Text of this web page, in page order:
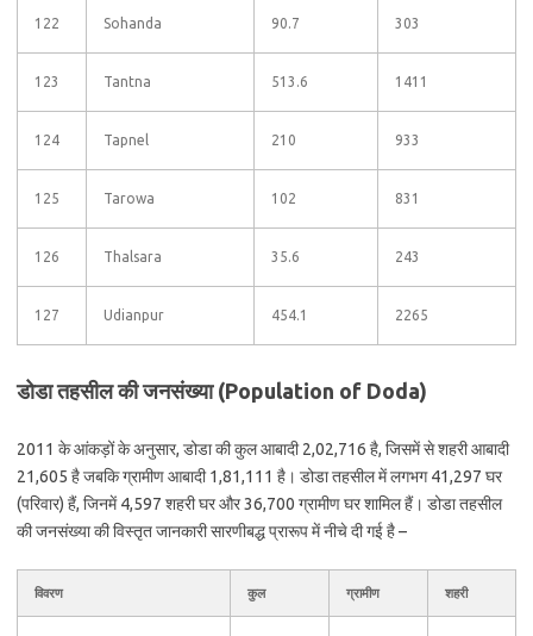
122 Sohanda 90.7 303
123 Tantna 513.6 1411
124 Tapnel 210 933
125 Tarowa 102 831
126 Thalsara 35.6 243
127 Udianpur 454.1 2265
डोडा तहसील की जनसंख्या (Population of Doda)
2011 के आंकड़ों के अनुसार, डोडा की कुल आबादी 2,02,716 है, जिसमें से शहरी आबादी
21,605 है जबकि ग्रामीण आबादी 1,81,111 है। डोडा तहसील में लगभग 41,297 घर
(परिवार) हैं, जिनमें 4,597 शहरी घर और 36,700 ग्रामीण घर शामिल हैं। डोडा तहसील
की जनसंख्या की विस्तृत जानकारी सारणीबद्ध प्रारूप में नीचे दी गई है –
विवरण कुल ग्रामीण शहरी